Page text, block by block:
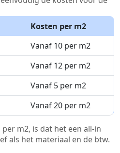
Kosten per m2
Vanaf 10 per m2
Vanaf 12 per m2
Vanaf 5 per m2
Vanaf 20 per m2
m2, is dat het een all-in
als het materiaal en de btw.